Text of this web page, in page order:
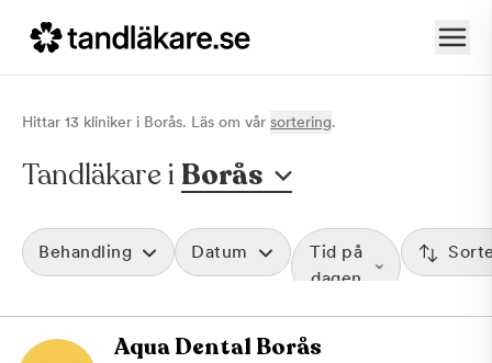
Hittar 13 kliniker i Borås. Läs om vår sortering.
Tandläkare i Borås
Behandling Datum
Tid på
dagen
Aqua Dental Borås